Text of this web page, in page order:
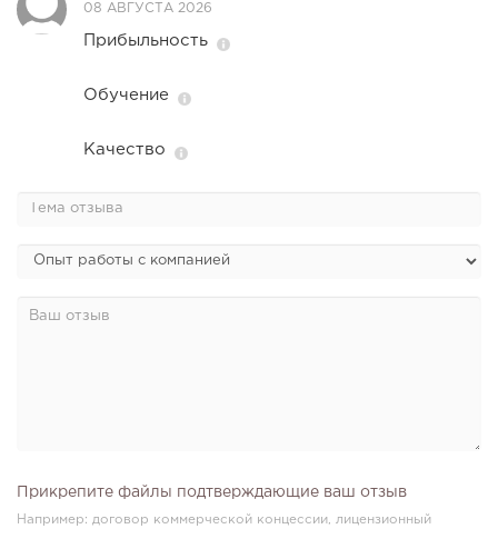
08 АВГУСТА 2026
Прибыльность
Обучение
Качество
Прикрепите файлы подтверждающие ваш отзыв
Например: договор коммерческой концессии, лицензионный